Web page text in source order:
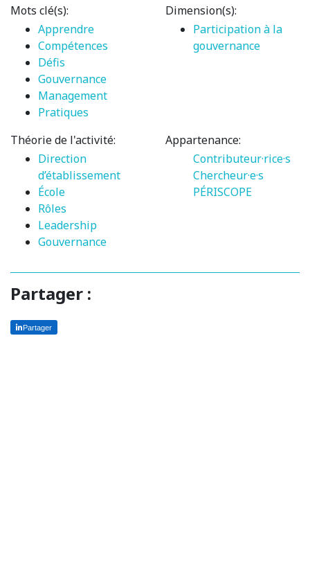
Mots clé(s):
Apprendre
Compétences
Défis
Gouvernance
Management
Pratiques
Dimension(s):
Participation à la
gouvernance
Théorie de l'activité:
Direction
d’établissement
École
Rôles
Leadership
Gouvernance
Appartenance:
Contributeur·rice·s
Chercheur·e·s
PÉRISCOPE
Partager :
Partager